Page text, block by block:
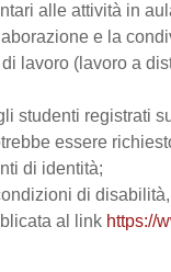
alle attività in
e la
lavoro (lavoro a
studenti registrati
essere
di identità;
di
al link https://